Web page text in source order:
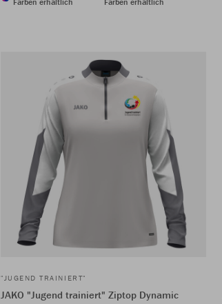
"JUGEND TRAINIERT"
JAKO "Jugend trainiert" Ziptop Dynamic